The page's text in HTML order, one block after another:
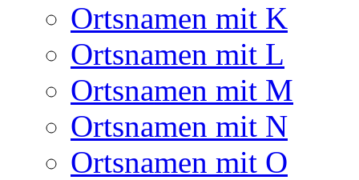
Ortsnamen mit K
Ortsnamen mit L
Ortsnamen mit M
Ortsnamen mit N
Ortsnamen mit O